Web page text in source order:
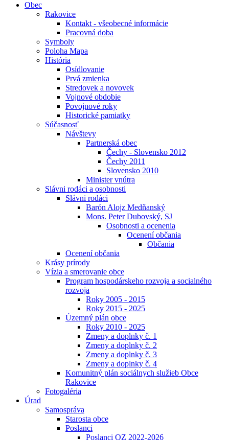
Obec
Rakovice
Kontakt - všeobecné informácie
Pracovná doba
Symboly
Poloha Mapa
História
Osídlovanie
Prvá zmienka
Stredovek a novovek
Vojnové obdobie
Povojnové roky
Historické pamiatky
Súčasnosť
Návštevy
Partnerská obec
Čechy - Slovensko 2012
Čechy 2011
Slovensko 2010
Minister vnútra
Slávni rodáci a osobnosti
Slávni rodáci
Barón Alojz Medňanský
Mons. Peter Dubovský, SJ
Osobnosti a ocenenia
Ocenení občania
Občania
Ocenení občania
Krásy prírody
Vízia a smerovanie obce
Program hospodárskeho rozvoja a socialného
rozvoja
Roky 2005 - 2015
Roky 2015 - 2025
Územný plán obce
Roky 2010 - 2025
Zmeny a doplnky č. 1
Zmeny a doplnky č. 2
Zmeny a doplnky č. 3
Zmeny a doplnky č. 4
Komunitný plán sociálnych služieb Obce
Rakovice
Fotogaléria
Úrad
Samospráva
Starosta obce
Poslanci
Poslanci OZ 2022-2026